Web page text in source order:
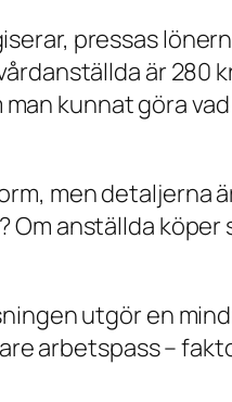
pressas
är 280
kunnat göra
men detaljerna
anställda
utgör en
arbetspass –